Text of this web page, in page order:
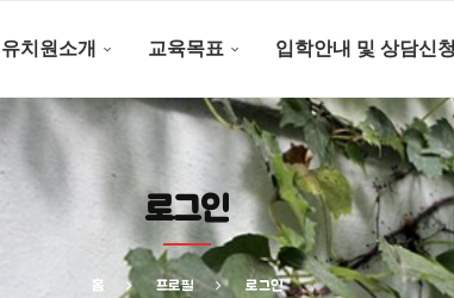
유치원소개 교육목표 입학안내 및 상담신
로그인
홈 프로필 로그인